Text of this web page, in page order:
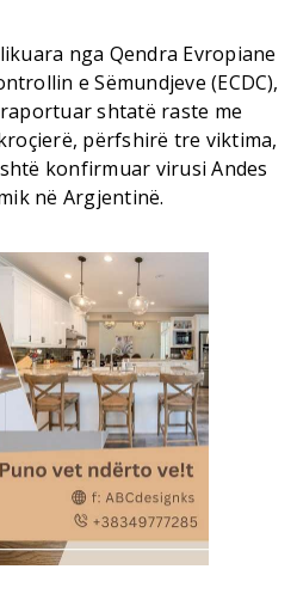
nga Qendra Evropiane
e Sëmundjeve (ECDC),
shtatë raste me
përfshirë tre viktima,
konfirmuar virusi Andes
në Argjentinë.